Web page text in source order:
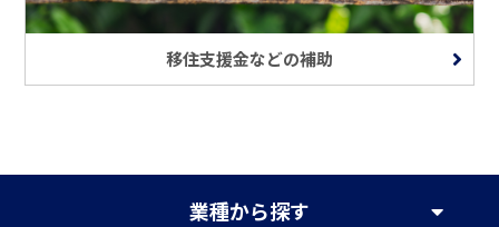
移住支援金などの補助
業種から探す